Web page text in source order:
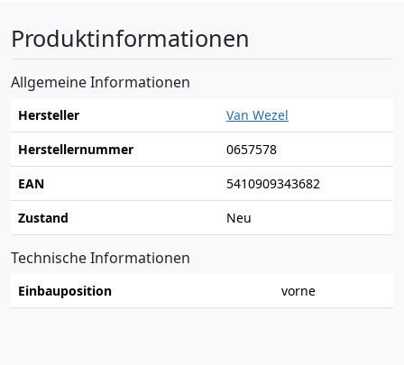
Produktinformationen
Allgemeine Informationen
Hersteller
Van Wezel
Herstellernummer
0657578
EAN
5410909343682
Zustand
Neu
Technische Informationen
Einbauposition vorne